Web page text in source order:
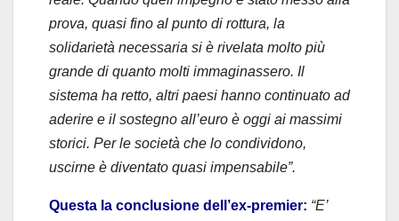
prova, quasi fino al punto di rottura, la
solidarietà necessaria si è rivelata molto più
grande di quanto molti immaginassero. Il
sistema ha retto, altri paesi hanno continuato ad
aderire e il sostegno all’euro è oggi ai massimi
storici. Per le società che lo condividono,
uscirne è diventato quasi impensabile”.
Questa la conclusione dell’ex-premier: “E’